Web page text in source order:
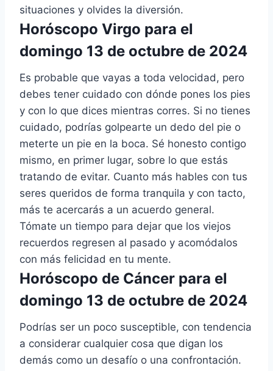
situaciones y olvides la diversión.
Horóscopo Virgo para el
domingo 13 de octubre de 2024
Es probable que vayas a toda velocidad, pero
debes tener cuidado con dónde pones los pies
y con lo que dices mientras corres. Si no tienes
cuidado, podrías golpearte un dedo del pie o
meterte un pie en la boca. Sé honesto contigo
mismo, en primer lugar, sobre lo que estás
tratando de evitar. Cuanto más hables con tus
seres queridos de forma tranquila y con tacto,
más te acercarás a un acuerdo general.
Tómate un tiempo para dejar que los viejos
recuerdos regresen al pasado y acomódalos
con más felicidad en tu mente.
Horóscopo de Cáncer para el
domingo 13 de octubre de 2024
Podrías ser un poco susceptible, con tendencia
a considerar cualquier cosa que digan los
demás como un desafío o una confrontación.